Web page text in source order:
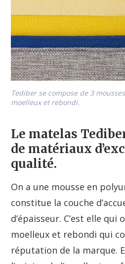
Tediber se compose de 3
moelleux et rebondi.
Le matelas
de matériaux
qualité.
On a une mousse en
constitue la couche
d’épaisseur. C’est elle qui
moelleux et rebondi qui
réputation de la marque.